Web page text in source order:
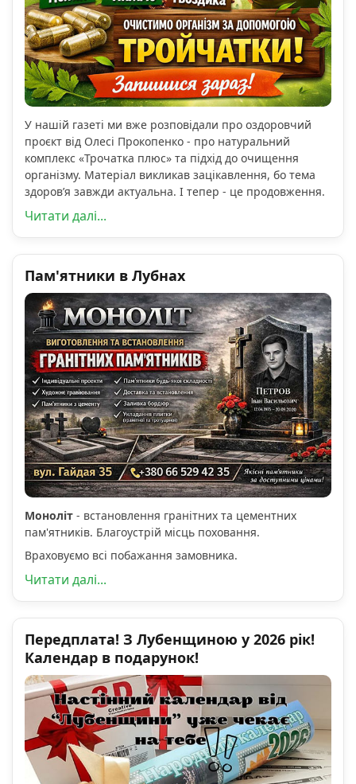
У нашій газеті ми вже розповідали про оздоровчий
проєкт від Олесі Прокопенко - про натуральний
комплекс «Трочатка плюс» та підхід до очищення
організму. Матеріал викликав зацікавлення, бо тема
здоров’я завжди актуальна. І тепер - це продовження.
Читати далі...
Пам'ятники в Лубнах
Моноліт - встановлення гранітних та цементних
пам'ятників. Благоустрій місць поховання.
Враховуємо всі побажання замовника.
Читати далі...
Передплата! З Лубенщиною у 2026 рік!
Календар в подарунок!